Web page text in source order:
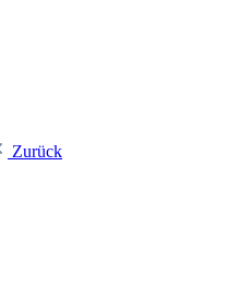
Zurück